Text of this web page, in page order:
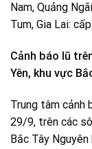
Nam, Quảng
Tum, Gia Lai:
Cảnh báo lũ
Yên, khu vực
Trung tâm cảnh
29/9, trên các
Bắc Tây